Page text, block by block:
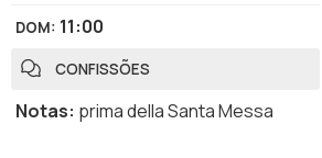
DOM: 11:00
CONFISSÕES
Notas: prima della Santa Messa